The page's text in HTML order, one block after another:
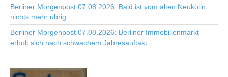
Berliner Morgenpost 07.08.2026: Bald ist vom alten Neukölln
nichts mehr übrig
Berliner Morgenpost 07.08.2026: Berliner Immobilienmarkt
erholt sich nach schwachem Jahresauftakt